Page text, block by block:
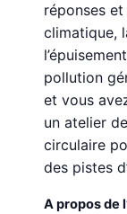
réponses
climatique,
pollution
et vous
un atelier
circulaire
des pistes
A propos de